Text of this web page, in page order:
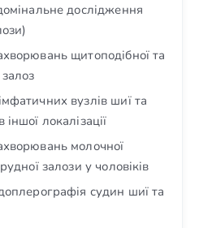
дослідження
щитоподібної та
вузлів шиї та
локалізації
молочної
залози у чоловіків
судин шиї та